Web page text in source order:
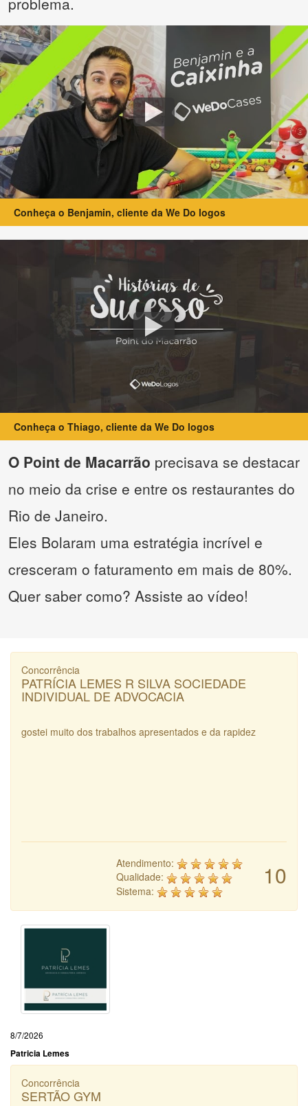
Conheça o Benjamin, cliente da We Do logos
Conheça o Thiago, cliente da We Do logos
O Point de Macarrão precisava se destacar
no meio da crise e entre os restaurantes do
Rio de Janeiro.
Eles Bolaram uma estratégia incrível e
cresceram o faturamento em mais de 80%.
Quer saber como? Assiste ao vídeo!
Concorrência
PATRÍCIA LEMES R SILVA SOCIEDADE
INDIVIDUAL DE ADVOCACIA
gostei muito dos trabalhos apresentados e da rapidez
10
Atendimento:
Qualidade:
Sistema:
8/7/2026
Patricia Lemes
Concorrência
SERTÃO GYM